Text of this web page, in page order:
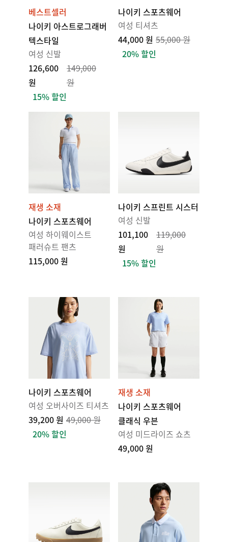
베스트셀러
나이키 아스트로그래버
텍스타일
여성 신발
126,600
원
149,000
원
15% 할인
나이키 스포츠웨어
여성 티셔츠
44,000 원 55,000 원
20% 할인
재생 소재
나이키 스포츠웨어
여성 하이웨이스트
패러슈트 팬츠
115,000 원
나이키 스프린트 시스터
여성 신발
101,100
원
119,000
원
15% 할인
나이키 스포츠웨어
여성 오버사이즈 티셔츠
39,200 원 49,000 원
20% 할인
재생 소재
나이키 스포츠웨어
클래식 우븐
여성 미드라이즈 쇼츠
49,000 원